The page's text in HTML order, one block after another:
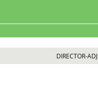
DIRECTOR-